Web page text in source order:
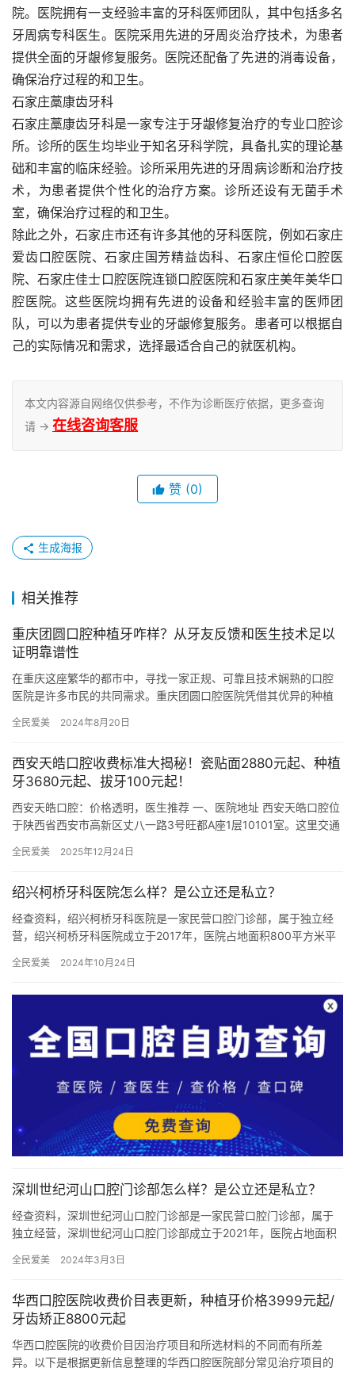
院。医院拥有一支经验丰富的牙科医师团队，其中包括多名
牙周病专科医生。医院采用先进的牙周炎治疗技术，为患者
提供全面的牙龈修复服务。医院还配备了先进的消毒设备，
确保治疗过程的和卫生。
石家庄藁康齿牙科
石家庄藁康齿牙科是一家专注于牙龈修复治疗的专业口腔诊
所。诊所的医生均毕业于知名牙科学院，具备扎实的理论基
础和丰富的临床经验。诊所采用先进的牙周病诊断和治疗技
术，为患者提供个性化的治疗方案。诊所还设有无菌手术
室，确保治疗过程的和卫生。
除此之外，石家庄市还有许多其他的牙科医院，例如石家庄
爱齿口腔医院、石家庄国芳精益齿科、石家庄恒伦口腔医
院、石家庄佳士口腔医院连锁口腔医院和石家庄美年美华口
腔医院。这些医院均拥有先进的设备和经验丰富的医师团
队，可以为患者提供专业的牙龈修复服务。患者可以根据自
己的实际情况和需求，选择最适合自己的就医机构。
本文内容源自网络仅供参考，不作为诊断医疗依据，更多查询
请 → 在线咨询客服
赞 (0)
生成海报
相关推荐
重庆团圆口腔种植牙咋样？从牙友反馈和医生技术足以
证明靠谱性
在重庆这座繁华的都市中，寻找一家正规、可靠且技术娴熟的口腔
医院是许多市民的共同需求。重庆团圆口腔医院凭借其优异的种植
将从牙…
全民爱美 2024年8月20日
西安天皓口腔收费标准大揭秘！瓷贴面2880元起、种植
牙3680元起、拔牙100元起！
西安天皓口腔：价格透明，医生推荐 一、医院地址 西安天皓口腔位
于陕西省西安市高新区丈八一路3号旺都A座1层10101室。这里交通
全民爱美 2025年12月24日
绍兴柯桥牙科医院怎么样？是公立还是私立？
经查资料，绍兴柯桥牙科医院是一家民营口腔门诊部，属于独立经
营，绍兴柯桥牙科医院成立于2017年，医院占地面积800平方米平
全民爱美 2024年10月24日
深圳世纪河山口腔门诊部怎么样？是公立还是私立？
经查资料，深圳世纪河山口腔门诊部是一家民营口腔门诊部，属于
独立经营，深圳世纪河山口腔门诊部成立于2021年，医院占地面积
全民爱美 2024年3月3日
华西口腔医院收费价目表更新，种植牙价格3999元起/
牙齿矫正8800元起
华西口腔医院的收费价目因治疗项目和所选材料的不同而有所差
异。以下是根据更新信息整理的华西口腔医院部分常见治疗项目的